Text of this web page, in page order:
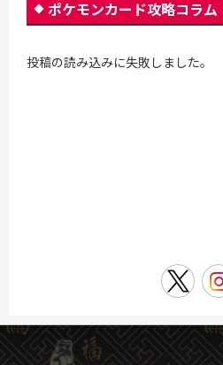
ポケモンカード攻略コラム
投稿の読み込みに失敗しました。